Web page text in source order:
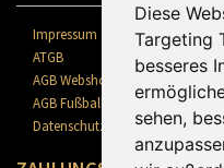
Diese
Targeting
besseres
sehen,
Impressum
ATGB
AGB Webshop
AGB Fußballschule
Datenschutz